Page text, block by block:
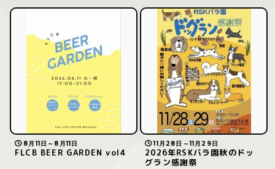
8月11日～8月11日
FLCB BEER GARDEN vol4
11月28日～11月29日
2026年RSKバラ園秋のドッ
グラン感謝祭